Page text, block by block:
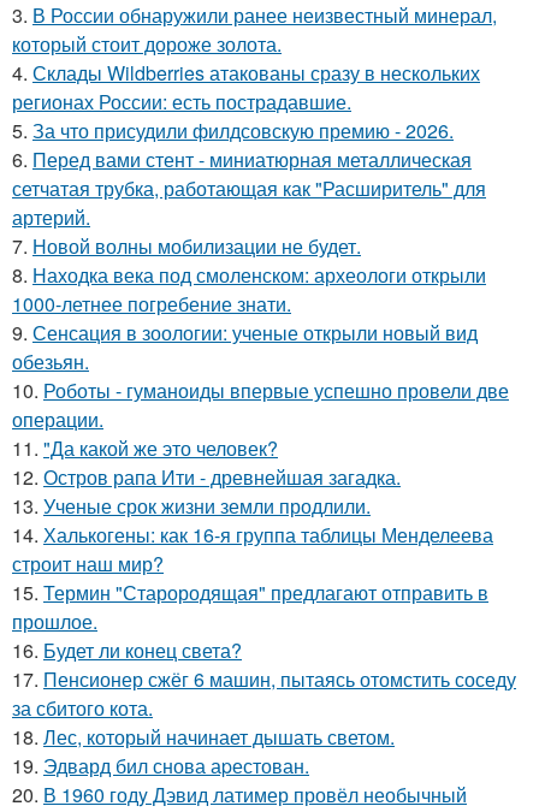
3. В России обнаружили ранее неизвестный минерал,
который стоит дороже золота.
4. Склады Wildberries атакованы сразу в нескольких
регионах России: есть пострадавшие.
5. За что присудили филдсовскую премию - 2026.
6. Перед вами стент - миниатюрная металлическая
сетчатая трубка, работающая как "Расширитель" для
артерий.
7. Новой волны мобилизации не будет.
8. Находка века под смоленском: археологи открыли
1000-летнее погребение знати.
9. Сенсация в зоологии: ученые открыли новый вид
обезьян.
10. Роботы - гуманоиды впервые успешно провели две
операции.
11. "Да какой же это человек?
12. Остров рапа Ити - древнейшая загадка.
13. Ученые срок жизни земли продлили.
14. Халькогены: как 16-я группа таблицы Менделеева
строит наш мир?
15. Термин "Старородящая" предлагают отправить в
прошлое.
16. Будет ли конец света?
17. Пенсионер сжёг 6 машин, пытаясь отомстить соседу
за сбитого кота.
18. Лес, который начинает дышать светом.
19. Эдвард бил снова аpестован.
20. В 1960 годy Дэвид латимер провёл необычный